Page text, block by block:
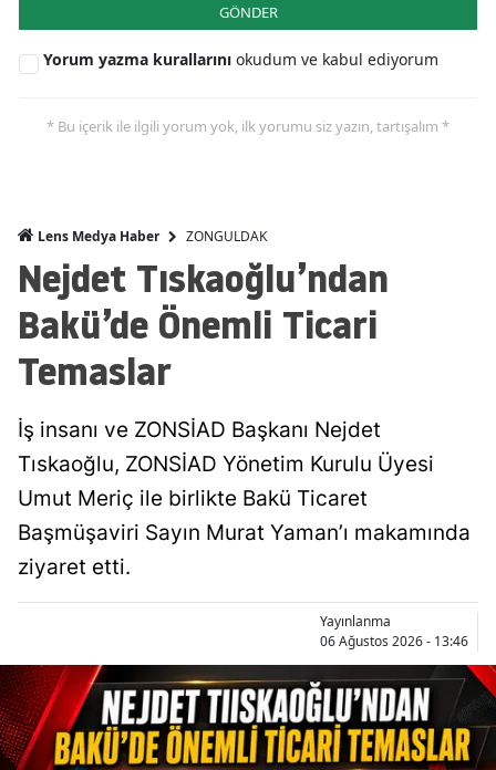
GÖNDER
Yorum yazma kurallarını okudum ve kabul ediyorum
* Bu içerik ile ilgili yorum yok, ilk yorumu siz yazın, tartışalım *
Lens Medya Haber ZONGULDAK
Nejdet Tıskaoğlu’ndan
Bakü’de Önemli Ticari
Temaslar
İş insanı ve ZONSİAD Başkanı Nejdet
Tıskaoğlu, ZONSİAD Yönetim Kurulu Üyesi
Umut Meriç ile birlikte Bakü Ticaret
Başmüşaviri Sayın Murat Yaman’ı makamında
ziyaret etti.
Yayınlanma
06 Ağustos 2026 - 13:46